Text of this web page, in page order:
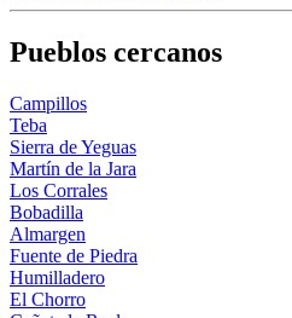
Pueblos cercanos
Campillos
Teba
Sierra de Yeguas
Martín de la Jara
Los Corrales
Bobadilla
Almargen
Fuente de Piedra
Humilladero
El Chorro